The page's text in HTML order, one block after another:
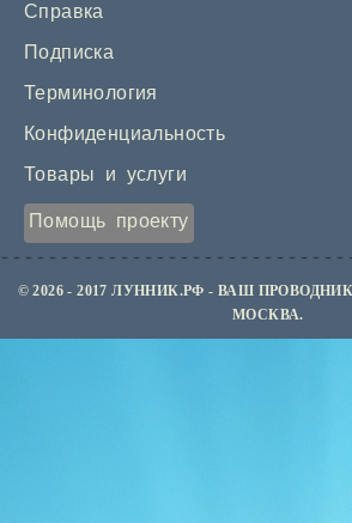
Справка
Подписка
Терминология
Конфиденциальность
Товары и услуги
Помощь проекту
© 2026 - 2017 ЛУННИК.РФ - ВАШ
МОСКВА.